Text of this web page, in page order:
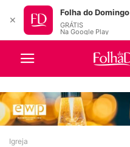
Igreja
✕
Folha do Domingo
GRÁTIS
Na Google Play